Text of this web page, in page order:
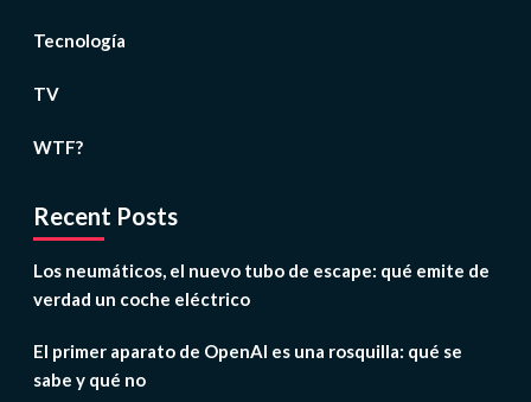
Tecnología
TV
WTF?
Recent Posts
Los neumáticos, el nuevo tubo de escape: qué emite de
verdad un coche eléctrico
El primer aparato de OpenAI es una rosquilla: qué se
sabe y qué no